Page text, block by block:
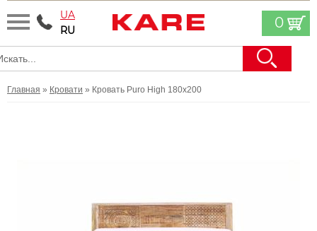
UA
RU
0
Главная » Кровати » Кровать Puro High 180x200